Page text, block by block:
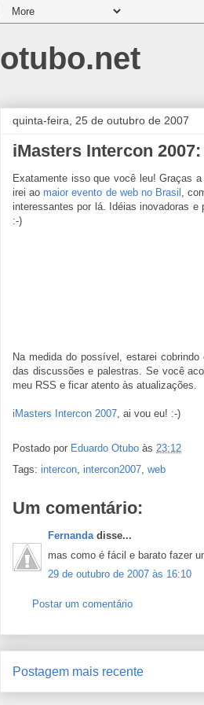
otubo.net
quinta-feira, 25 de outubro de 2007
iMasters Intercon
Exatamente isso que você leu! Graças
irei ao maior evento de web no Brasil ,
interessantes por lá. Idéias inovadoras
:-)
Na medida do possível, estarei
das discussões e palestras. Se você
meu RSS e ficar atento às atualizações.
iMasters Intercon 2007, ai vou eu! :-)
Postado por Eduardo Otubo às 23:12
Tags: intercon, intercon2007, web
Um comentário:
Fernandadisse...
mas como é fácil e barato fazer
29 de outubro de 2007 às 16:10
Postar um comentário
Postagem mais recente